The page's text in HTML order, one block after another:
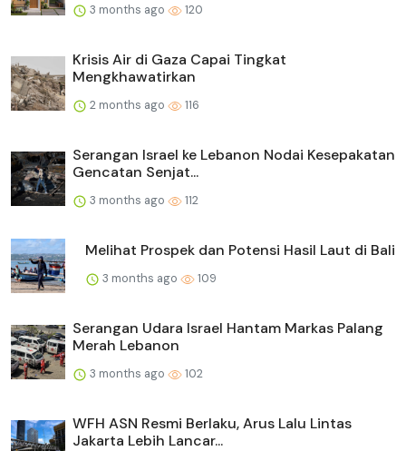
3 months ago 120
Krisis Air di Gaza Capai Tingkat
Mengkhawatirkan
2 months ago 116
Serangan Israel ke Lebanon Nodai Kesepakatan
Gencatan Senjat...
3 months ago 112
Melihat Prospek dan Potensi Hasil Laut di Bali
3 months ago 109
Serangan Udara Israel Hantam Markas Palang
Merah Lebanon
3 months ago 102
WFH ASN Resmi Berlaku, Arus Lalu Lintas
Jakarta Lebih Lancar...